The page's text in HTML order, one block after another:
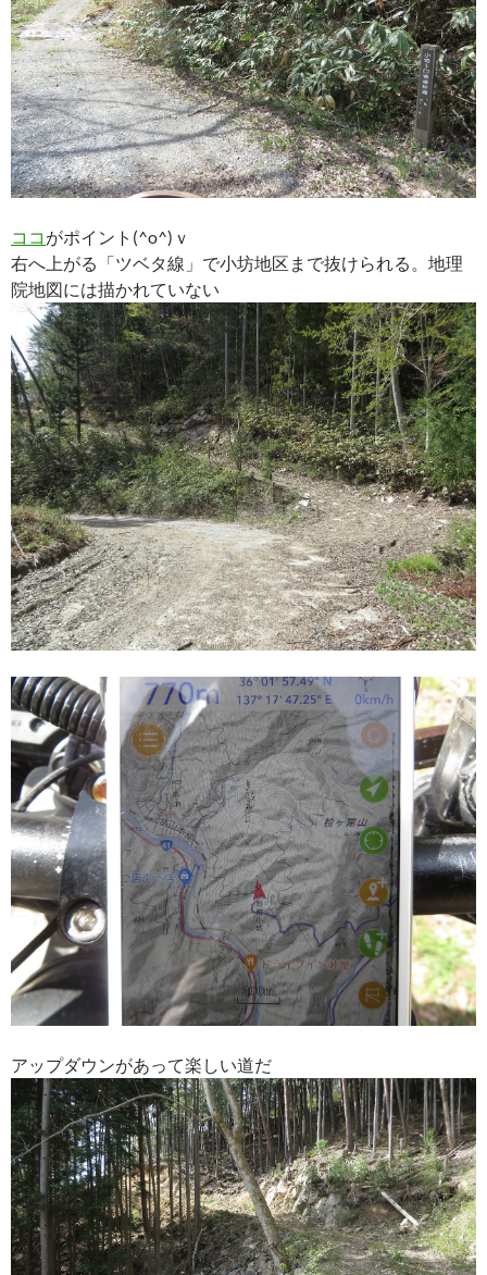
ココ がポイント(^o^)ｖ
右へ上がる「ツベタ線」で小坊地区まで抜けられる。地理
院地図には描かれていない
アップダウンがあって楽しい道だ